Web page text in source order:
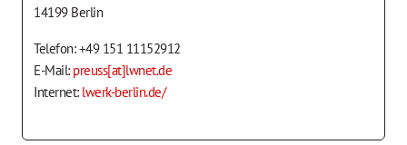
14199 Berlin
Telefon: +49 151 11152912
E-Mail: preuss[at]lwnet.de
Internet: lwerk-berlin.de/